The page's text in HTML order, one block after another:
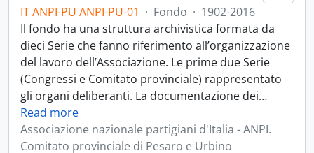
IT ANPI-PU ANPI-PU-01 · Fondo · 1902-2016
Il fondo ha una struttura archivistica formata da
dieci Serie che fanno riferimento all’organizzazione
del lavoro dell’Associazione. Le prime due Serie
(Congressi e Comitato provinciale) rappresentato
gli organi deliberanti. La documentazione dei…
Read more
Associazione nazionale partigiani d'Italia - ANPI.
Comitato provinciale di Pesaro e Urbino